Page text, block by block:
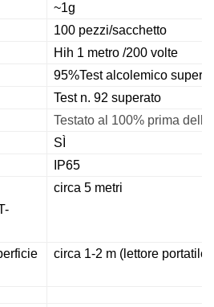
~1g
100 pezzi/sacchetto
Hih 1 metro /200 volte
95%Test alcolemico
Test n. 92 superato
Testato al 100% prima
SÌ
IP65
circa 5 metri
circa 1-2 m (lettore portatile